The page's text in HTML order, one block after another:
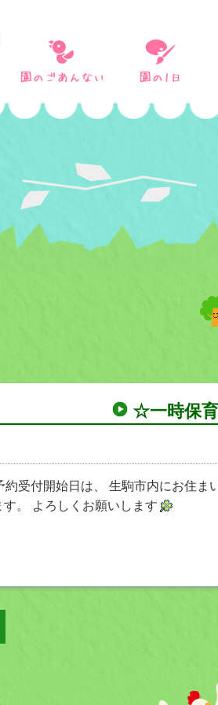
☆一時保
約受付開始日は、 生駒市内にお住
。 よろしくお願いします